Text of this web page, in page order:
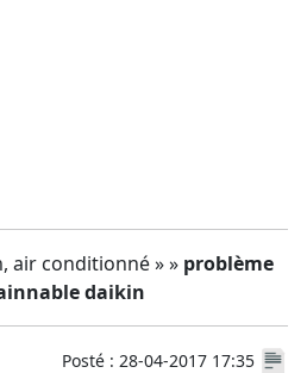
air conditionné » » problème
daikin
Posté : 28-04-2017 17:35